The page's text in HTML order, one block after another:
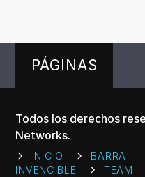
PÁGINAS
Todos los derechos
Networks.
INICIO
BARRA
INVENCIBLE
TEAM